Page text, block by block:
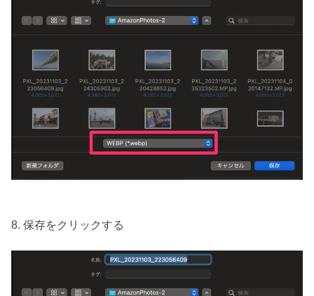
8. 保存をクリックする